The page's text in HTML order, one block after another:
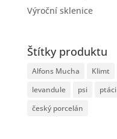
Výroční sklenice
Štítky produktu
Alfons Mucha Klimt
levandule
psi ptáci
český porcelán